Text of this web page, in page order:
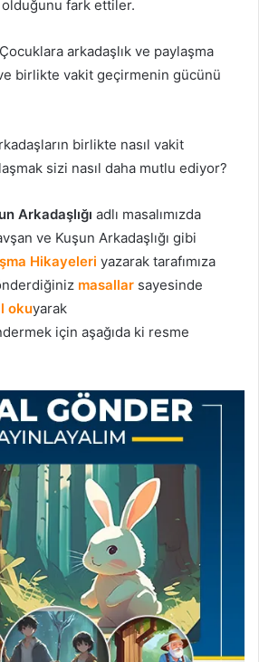
fark ettiler.
Çocuklara arkadaşlık ve paylaşma
birlikte vakit geçirmenin gücünü
birlikte nasıl vakit
sizi nasıl daha mutlu ediyor?
Arkadaşlığı adlı masalımızda
ve Kuşun Arkadaşlığı gibi
Hikayeleri yazarak tarafımıza
masallar sayesinde
okuyarak
için aşağıda ki resme